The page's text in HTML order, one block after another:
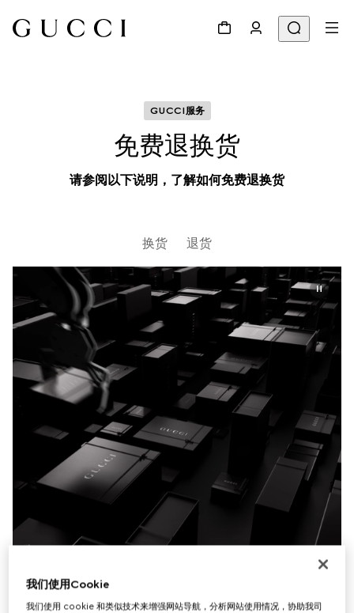
GUCCI服务
免费退换货
请参阅以下说明，了解如何免费退换货
换货 退货
我们使用Cookie
我们使用 cookie 和类似技术来增强网站导航，分析网站使用情况，协助我司